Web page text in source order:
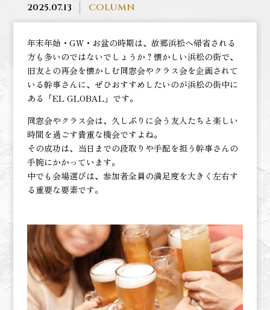
2025.07.13 COLUMN
年末年始・GW・お盆の時期は、故郷浜松へ帰省される
方も多いのではないでしょうか？懐かしい浜松の街で、
旧友との再会を懐かしむ同窓会やクラス会を企画されて
いる幹事さんに、ぜひおすすめしたいのが浜松の街中に
ある「EL GLOBAL」です。
同窓会やクラス会は、久しぶりに会う友人たちと楽しい
時間を過ごす貴重な機会ですよね。
その成功は、当日までの段取りや手配を担う幹事さんの
手腕にかかっています。
中でも会場選びは、参加者全員の満足度を大きく左右す
る重要な要素です。